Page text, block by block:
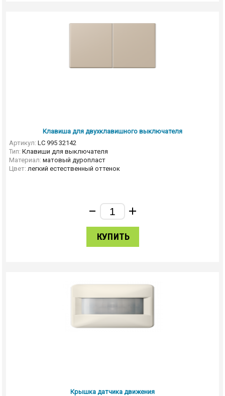
Клавиша для двухклавишного выключателя
Артикул: LC 995 32142
Тип: Клавиши для выключателя
Материал: матовый дуропласт
Цвет: легкий естественный оттенок
КУПИТЬ
Крышка датчика движения